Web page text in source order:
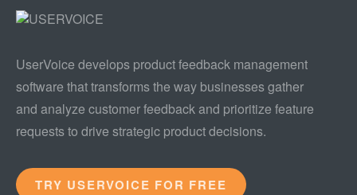
UserVoice develops product feedback management
software that transforms the way businesses gather
and analyze customer feedback and prioritize feature
requests to drive strategic product decisions.
TRY USERVOICE FOR FREE